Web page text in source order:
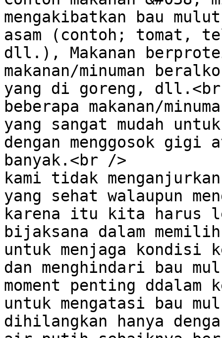
mengakibatkan bau
asam (contoh; tomat,
dll.), Makanan
makanan/minuman
yang di goreng,
beberapa makanan/
yang sangat mudah
dengan menggosok gigi
banyak.<br />
kami tidak
yang sehat walaupun
karena itu kita harus
bijaksana dalam
untuk menjaga kondisi
dan menghindari bau
moment penting
untuk mengatasi bau
dihilangkan hanya